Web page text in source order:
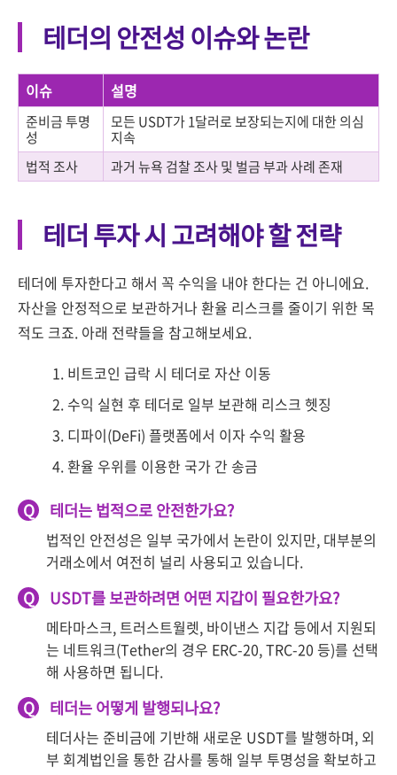
테더의 안전성 이슈와 논란
이슈 설명
준비금 투명
성
모든 USDT가 1달러로 보장되는지에 대한 의심
지속
법적 조사
과거 뉴욕 검찰 조사 및 벌금 부과 사례 존재
테더 투자 시 고려해야 할 전략
테더에 투자한다고 해서 꼭 수익을 내야 한다는 건 아니에요.
자산을 안정적으로 보관하거나 환율 리스크를 줄이기 위한 목
적도 크죠. 아래 전략들을 참고해보세요.
비트코인 급락 시 테더로 자산 이동
수익 실현 후 테더로 일부 보관해 리스크 헷징
디파이(DeFi) 플랫폼에서 이자 수익 활용
환율 우위를 이용한 국가 간 송금
Q 테더는 법적으로 안전한가요?
법적인 안전성은 일부 국가에서 논란이 있지만, 대부분의
거래소에서 여전히 널리 사용되고 있습니다.
Q USDT를 보관하려면 어떤 지갑이 필요한가요?
메타마스크, 트러스트월렛, 바이낸스 지갑 등에서 지원되
는 네트워크(Tether의 경우 ERC-20, TRC-20 등)를 선택
해 사용하면 됩니다.
Q 테더는 어떻게 발행되나요?
테더사는 준비금에 기반해 새로운 USDT를 발행하며, 외
부 회계법인을 통한 감사를 통해 일부 투명성을 확보하고